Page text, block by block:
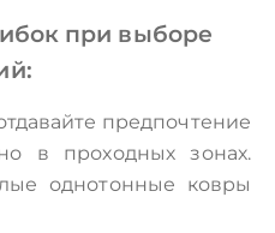
при выборе
предпочтение
в проходных зонах.
однотонные ковры